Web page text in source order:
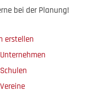
bei der Planung!
erstellen